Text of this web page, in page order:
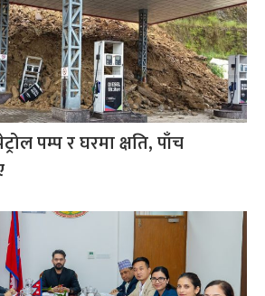
पम्प र घरमा क्षति, पाँच